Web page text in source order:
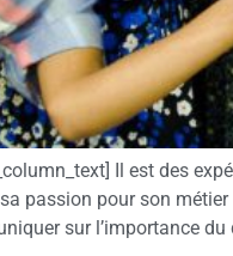
Il est des
passion pour son
sur l’importance du